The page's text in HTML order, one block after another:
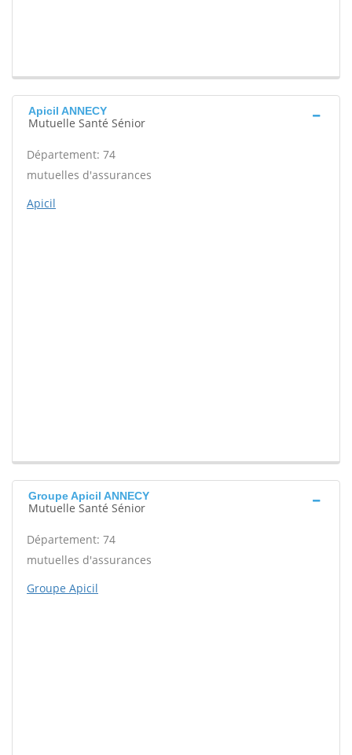
Apicil ANNECY
Mutuelle Santé Sénior
Département: 74
mutuelles d'assurances
Apicil
Groupe Apicil ANNECY
Mutuelle Santé Sénior
Département: 74
mutuelles d'assurances
Groupe Apicil